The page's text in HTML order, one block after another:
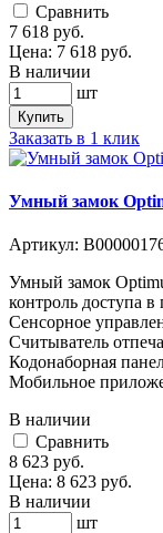
Cравнить
7 618 руб.
Цена: 7 618 руб.
В наличии
шт
Купить
Заказать в 1 клик
Умный замок
Артикул:
Умный замок
контроль доступа
Сенсорное
Считыватель
Кодонаборная
Мобильное
В наличии
Cравнить
8 623 руб.
Цена: 8 623 руб.
В наличии
шт